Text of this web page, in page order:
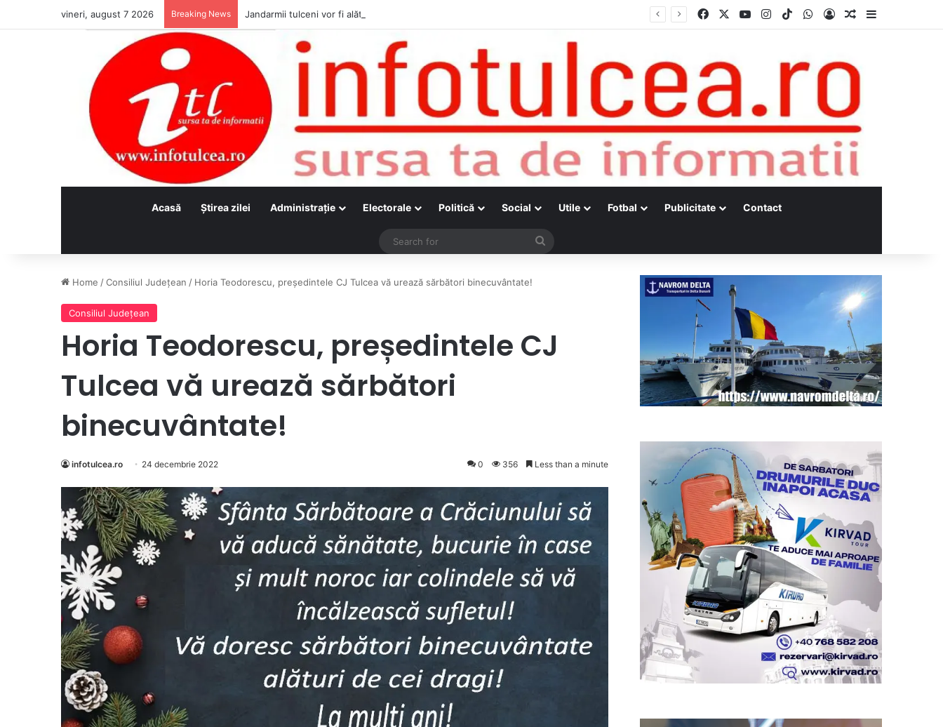
vineri, august 7 2026 Breaking News Jandarmii tulceni vor fi alături de cetățenii care vor lua parte la Festivalul Folk Țestos Facebook YouTubeInstagram
TikTokWhatsApp
Log InRandom Article
Acasă Ştirea zilei Administraţie Electorale Politică Social Utile Fotbal Publicitate Contact
Search
Home /Consiliul Judeţean / Horia Teodorescu, președintele CJ Tulcea vă urează sărbători binecuvântate!
Consiliul Judeţean
Horia Teodorescu, președintele CJ
Tulcea vă urează sărbători
binecuvântate!
infotulcea.ro 24 decembrie 2022 0 356 Less than a minute